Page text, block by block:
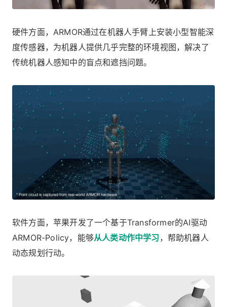
硬件方面，ARMOR通过在机器人手臂上安装小型智能深
度传感器，为机器人提供几乎完整的环境视图，解决了
传统机器人感知中的盲点和遮挡问题。
软件方面，苹果开发了一个基于Transformer的AI驱动
ARMOR-Policy，能够从人类动作中学习 ，帮助机器人
动态规划行动。